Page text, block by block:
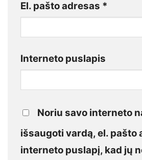
El. pašto adresas *
Interneto puslapis
Noriu savo interneto
išsaugoti vardą, el. pašto
interneto puslapį, kad jų